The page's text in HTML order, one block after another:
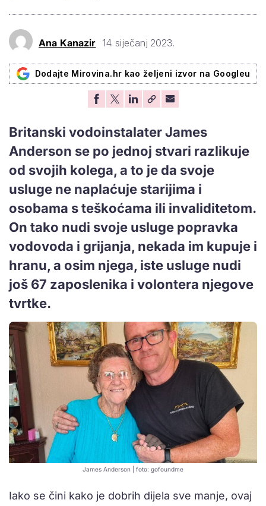
Ana Kanazir 14. siječanj 2023.
Dodajte Mirovina.hr kao željeni izvor na Googleu
Britanski vodoinstalater James
Anderson se po jednoj stvari razlikuje
od svojih kolega, a to je da svoje
usluge ne naplaćuje starijima i
osobama s teškoćama ili invaliditetom.
On tako nudi svoje usluge popravka
vodovoda i grijanja, nekada im kupuje i
hranu, a osim njega, iste usluge nudi
još 67 zaposlenika i volontera njegove
tvrtke.
James Anderson | foto: gofoundme
Iako se čini kako je dobrih dijela sve manje, ovaj